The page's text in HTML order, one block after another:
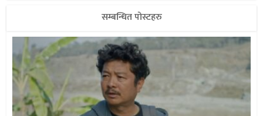
सम्बन्धित पोस्टहरु